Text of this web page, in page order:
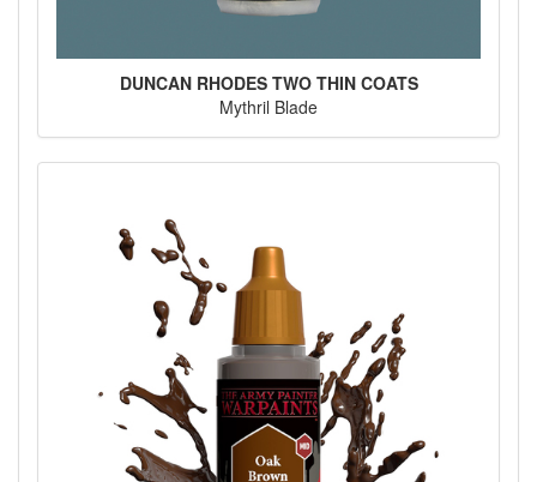
DUNCAN RHODES TWO THIN COATS
Mythril Blade